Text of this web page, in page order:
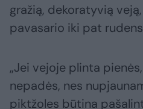
gražią, dekoratyvią
pavasario iki pat
„Jei vejoje plinta
nepadės, nes
piktžoles būtina